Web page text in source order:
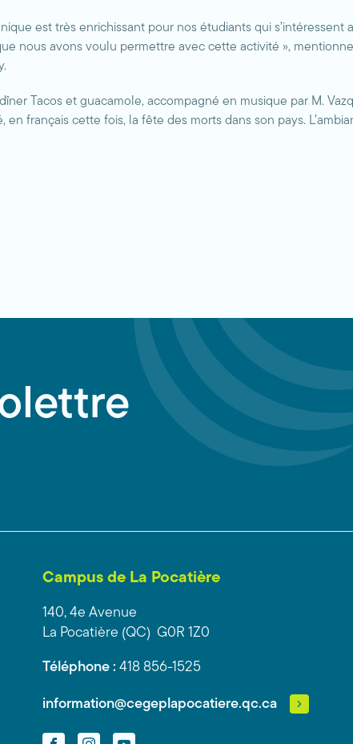
est très enrichissant pour nos étudiants qui
nous avons voulu permettre avec cette activité »,
Tacos et guacamole, accompagné en musique par M.
français cette fois, la fête des morts dans son pays.
Campus de La Pocatière
140, 4e Avenue
La Pocatière (QC) G0R 1Z0
Téléphone : 418 856-1525
information@cegeplapocatiere.qc.ca
FacebookInstagramYouTube